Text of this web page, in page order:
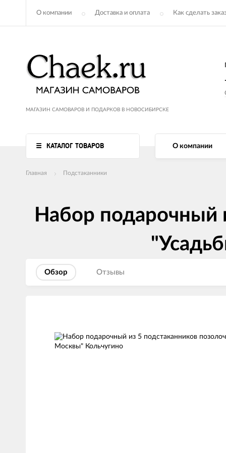
О компании Доставка и оплата Как сделать
МАГАЗИН САМОВАРОВ И ПОДАРКОВ В НОВОСИБИРСКЕ
КАТАЛОГ ТОВАРОВ О компании
Главная Подстаканники
Набор подарочный
Обзор Отзывы